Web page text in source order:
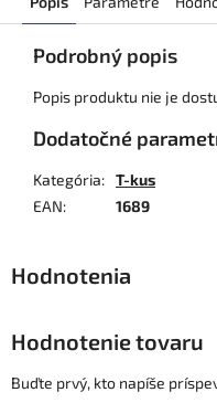
Podrobný popis
Popis produktu nie je
Dodatočné
Kategória: T-kus
EAN: 1689
Hodnotenie tovaru
Buďte prvý, kto napíše